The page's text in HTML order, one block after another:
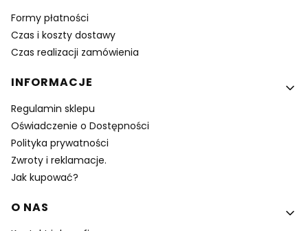
Formy płatności
Czas i koszty dostawy
Czas realizacji zamówienia
INFORMACJE
Regulamin sklepu
Oświadczenie o Dostępności
Polityka prywatności
Zwroty i reklamacje.
Jak kupować?
O NAS